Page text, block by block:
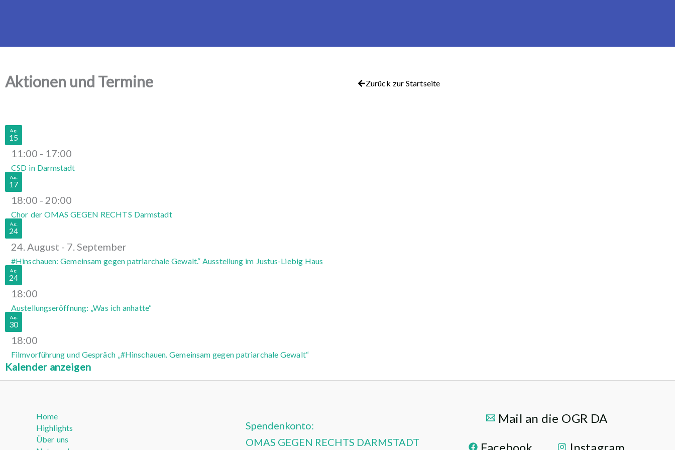
Darmstadt
Aktionen und Termine Zurück zur Startseite
Aug.
15
11:00 - 17:00
CSD in Darmstadt
Aug.
17
18:00 - 20:00
Chor der OMAS GEGEN RECHTS Darmstadt
Aug.
24
24. August - 7. September
#Hinschauen: Gemeinsam gegen patriarchale Gewalt.“ Ausstellung im Justus-Liebig Haus
Aug.
24
18:00
Austellungseröffnung: „Was ich anhatte“
Aug.
30
18:00
Filmvorführung und Gespräch „#Hinschauen. Gemeinsam gegen patriarchale Gewalt“
Kalender anzeigen
Home
Highlights
Über uns
Spendenkonto:
OMAS GEGEN RECHTS DARMSTADT
Mail an die OGR DA
Facebook
Instagram